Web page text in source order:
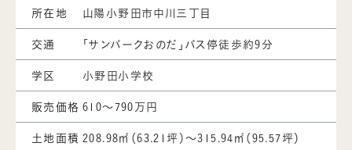
所在地 山陽小野田市中川三丁目
交通 「サンパークおのだ」バス停徒歩約9分
学区 小野田小学校
販売価格 610～790万円
土地面積 208.98㎡（63.21坪）～315.94㎡（95.57坪）